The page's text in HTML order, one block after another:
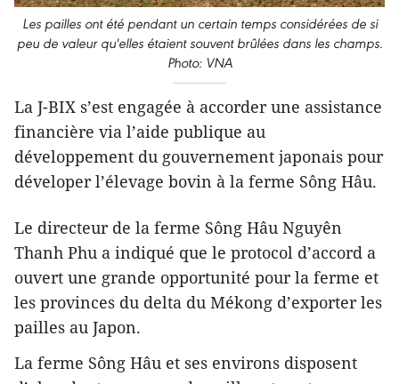
Les pailles ont été pendant un certain temps considérées de si
peu de valeur qu'elles étaient souvent brûlées dans les champs.
Photo: VNA
La J-BIX s’est engagée à accorder une assistance
financière via l’aide publique au
développement du gouvernement japonais pour
déveloper l’élevage bovin à la ferme Sông Hâu.
Le directeur de la ferme Sông Hâu Nguyên
Thanh Phu a indiqué que le protocol d’accord a
ouvert une grande opportunité pour la ferme et
les provinces du delta du Mékong d’exporter les
pailles au Japon.
La ferme Sông Hâu et ses environs disposent